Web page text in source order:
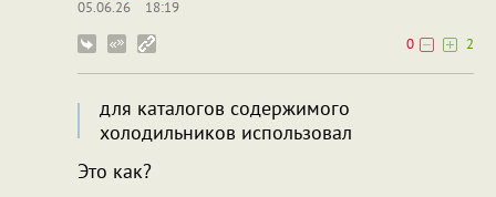
05.06.26
18:19
0
2
для каталогов содержимого
холодильников использовал
Это как?